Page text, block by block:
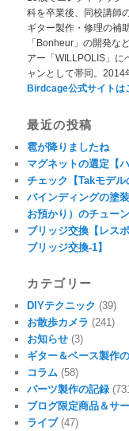
科を卒業後、同校講師
ギター製作・修理の補
「Bonheur」の開発な
アー「WILLPOLIS」に
ャンとして帯同。2014
Birdcage公式サイトは
最近の投稿
雹が降りましたね
マグネットの選定【
チェック【Takモデル
バインディングの塗
お預かり）のチューン
ブリッジ交換【レス
ブリッジ交換-1】
カテゴリー
DIYテクニック (39)
お散歩カメラ (241)
お知らせ (3)
ギター＆ベース製作
コラム (58)
パーツ製作の記録
ブログ限定商品＆サ
ライブ(47)